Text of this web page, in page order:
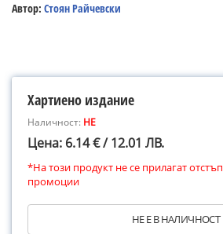
Автор: Стоян Райчевски
Хартиено издание
Наличност: НЕ
Цена: 6.14 € / 12.01 ЛВ.
*На този продукт не се прилагат
промоции
НЕ Е В НАЛИЧНОСТ